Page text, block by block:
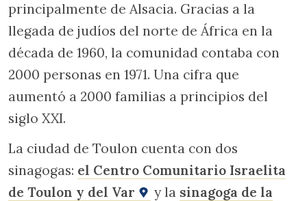
principalmente de Alsacia. Gracias a la
llegada de judíos del norte de África en la
década de 1960, la comunidad contaba con
2000 personas en 1971. Una cifra que
aumentó a 2000 familias a principios del
siglo XXI.
La ciudad de Toulon cuenta con dos
sinagogas: el Centro Comunitario Israelita
de Toulon y del Var
y la sinagoga de la